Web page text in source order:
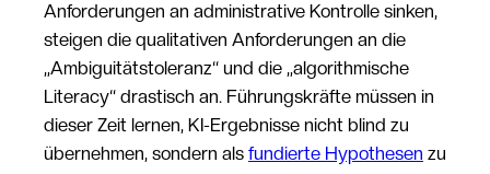
Anforderungen an administrative Kontrolle sinken,
steigen die qualitativen Anforderungen an die
„Ambiguitätstoleranz“ und die „algorithmische
Literacy“ drastisch an. Führungskräfte müssen in
dieser Zeit lernen, KI-Ergebnisse nicht blind zu
übernehmen, sondern als fundierte Hypothesen zu